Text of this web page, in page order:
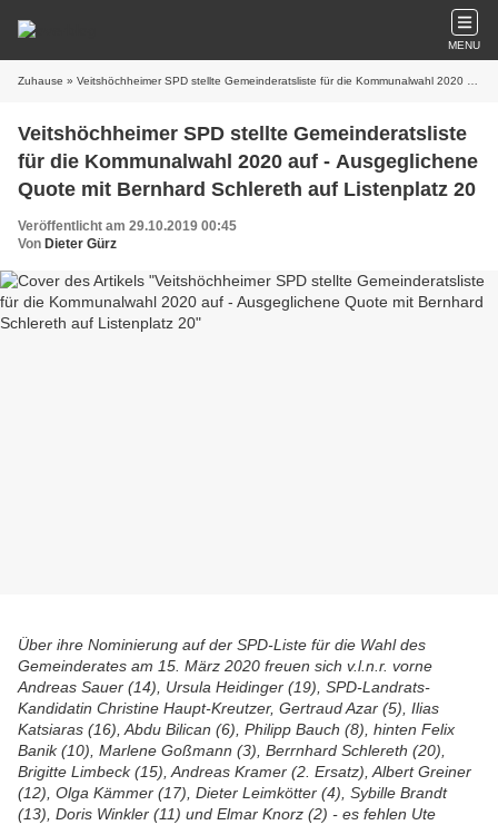
MENU
Zuhause » Veitshöchheimer SPD stellte Gemeinderatsliste für die Kommunalwahl 2020 auf - Ausgeglichene Quote mit Bernhard Schlereth auf Listenplatz 20
Veitshöchheimer SPD stellte Gemeinderatsliste
für die Kommunalwahl 2020 auf - Ausgeglichene
Quote mit Bernhard Schlereth auf Listenplatz 20
Veröffentlicht am 29.10.2019 00:45
Von Dieter Gürz
Über ihre Nominierung auf der SPD-Liste für die Wahl des
Gemeinderates am 15. März 2020 freuen sich v.l.n.r. vorne
Andreas Sauer (14), Ursula Heidinger (19), SPD-Landrats-
Kandidatin Christine Haupt-Kreutzer, Gertraud Azar (5), Ilias
Katsiaras (16), Abdu Bilican (6), Philipp Bauch (8), hinten Felix
Banik (10), Marlene Goßmann (3), Berrnhard Schlereth (20),
Brigitte Limbeck (15), Andreas Kramer (2. Ersatz), Albert Greiner
(12), Olga Kämmer (17), Dieter Leimkötter (4), Sybille Brandt
(13), Doris Winkler (11) und Elmar Knorz (2) - es fehlen Ute